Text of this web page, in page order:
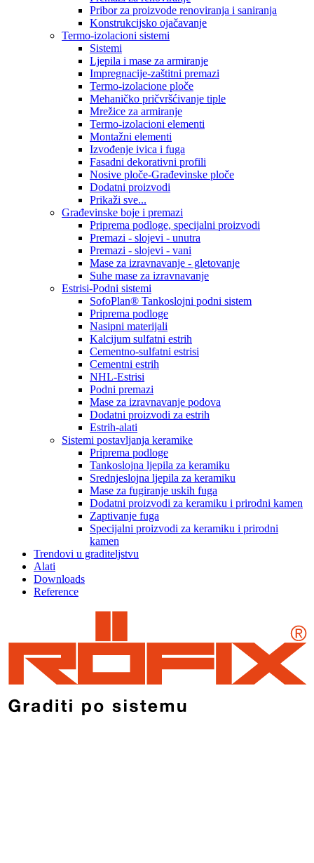
Pribor za proizvode renoviranja i saniranja
Konstrukcijsko ojačavanje
Termo-izolacioni sistemi
Sistemi
Ljepila i mase za armiranje
Impregnacije-zaštitni premazi
Termo-izolacione ploče
Mehaničko pričvršćivanje tiple
Mrežice za armiranje
Termo-izolacioni elementi
Montažni elementi
Izvođenje ivica i fuga
Fasadni dekorativni profili
Nosive ploče-Građevinske ploče
Dodatni proizvodi
Prikaži sve...
Građevinske boje i premazi
Priprema podloge, specijalni proizvodi
Premazi - slojevi - unutra
Premazi - slojevi - vani
Mase za izravnavanje - gletovanje
Suhe mase za izravnavanje
Estrisi-Podni sistemi
SofoPlan® Tankoslojni podni sistem
Priprema podloge
Nasipni materijali
Kalcijum sulfatni estrih
Cementno-sulfatni estrisi
Cementni estrih
NHL-Estrisi
Podni premazi
Mase za izravnavanje podova
Dodatni proizvodi za estrih
Estrih-alati
Sistemi postavljanja keramike
Priprema podloge
Tankoslojna ljepila za keramiku
Srednjeslojna ljepila za keramiku
Mase za fugiranje uskih fuga
Dodatni proizvodi za keramiku i prirodni kamen
Zaptivanje fuga
Specijalni proizvodi za keramiku i prirodni
kamen
Trendovi u graditeljstvu
Alati
Downloads
Reference